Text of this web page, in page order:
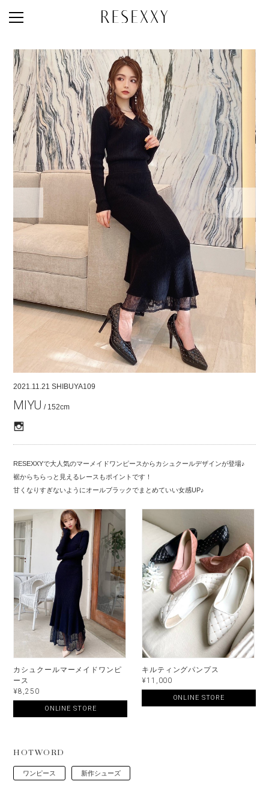
STAFF STYLE
2021.11.21 SHIBUYA109
MIYU / 152cm
RESEXXYで大人気のマーメイドワンピースからカシュクールデザインが登場♪
裾からちらっと見えるレースもポイントです！
甘くなりすぎないようにオールブラックでまとめていい女感UP♪
カシュクールマーメイドワンピ
ース
¥8,250
ONLINE STORE
キルティングパンプス
¥11,000
ONLINE STORE
HOTWORD
ワンピース 新作シューズ
NEWS
MAGAZINE
LOOK BOOK
NEW ARRIVAL
RANKING
STYLE PHOTO
SHOP LIST
ONLINE STORE
COMPANY
CONTACT
FOR BUSINESS PARTNER